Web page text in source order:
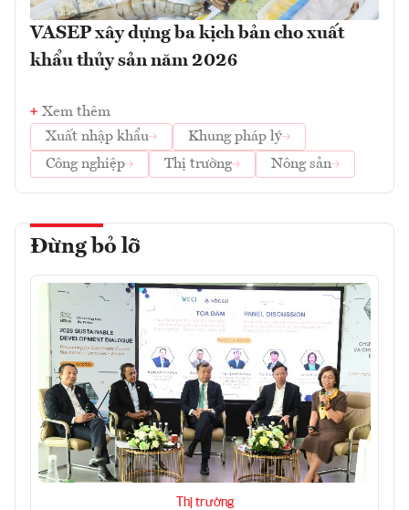
VASEP xây dựng ba kịch bản cho xuất
khẩu thủy sản năm 2026
Xem thêm
Xuất nhập khẩu
Khung pháp lý
Công nghiệp
Thị trường Nông sản
Đừng bỏ lỡ
Thị trường